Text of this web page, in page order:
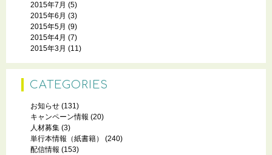
2015年7月 (5)
2015年6月 (3)
2015年5月 (9)
2015年4月 (7)
2015年3月 (11)
CATEGORIES
お知らせ (131)
キャンペーン情報 (20)
人材募集 (3)
単行本情報（紙書籍）
(240)
配信情報 (153)